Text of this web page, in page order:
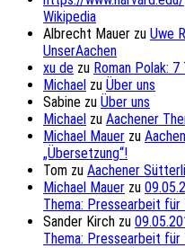
Wikipedia
Albrecht Mauer zu Uwe
UnserAachen
xu de zu Roman Polak:
Michael zu Über uns
Sabine zu Über uns
Michael zu Aachener
Michael Mauer zu
„Übersetzung“!
Tom zu Aachener
Michael Mauer zu
Thema: Pressearbeit für
Sander Kirch zu
Thema: Pressearbeit für